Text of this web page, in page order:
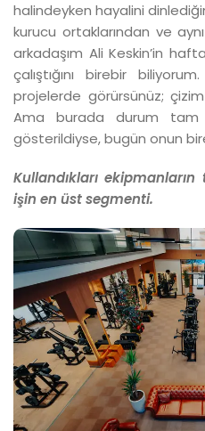
halindeyken hayalini
kurucu ortaklarından ve
arkadaşım Ali Keskin’in
çalıştığını birebir
projelerde görürsünüz;
Ama burada durum
gösterildiyse, bugün onun
Kullandıkları
işin en üst segmenti.